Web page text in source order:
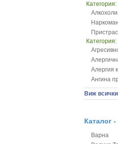
Категория:
Категория:
Алергия
Ангина
Анемия
Апетит -
Бронхит
Виж
Каталог -
Варна